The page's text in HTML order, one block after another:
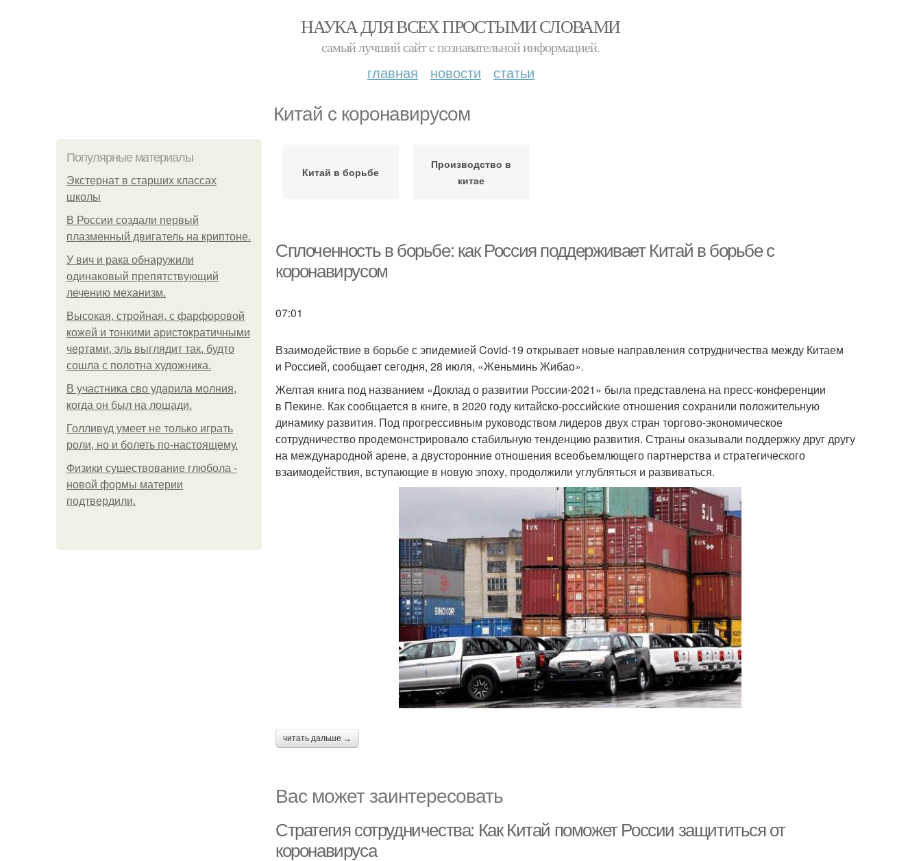
НАУКА ДЛЯ ВСЕХ ПРОСТЫМИ СЛОВАМИ
самый лучший сайт c познавательной информацией.
главная новости статьи
Китай с коронавирусом
Популярные материалы
Экстернат в старших классах
школы
В России создали первый
плазменный двигатель на криптоне.
У вич и рака обнаружили
одинаковый препятствующий
лечению механизм.
Высокая, стройная, с фарфоровой
кожей и тонкими аристократичными
чертами, эль выглядит так, будто
сошла с полотна художника.
В участника сво ударила молния,
когда он был на лошади.
Голливуд умеет не только играть
роли, но и болеть по-настоящему.
Физики существование глюбола -
новой формы материи
подтвердили.
Китай в борьбе
Производство в
китае
Сплоченность в борьбе: как Россия поддерживает Китай в борьбе с
коронавирусом
07:01
Взаимодействие в борьбе с эпидемией Covid-19 открывает новые направления сотрудничества между Китаем
и Россией, сообщает сегодня, 28 июля, «Женьминь Жибао».
Желтая книга под названием «Доклад о развитии России-2021» была представлена на пресс-конференции
в Пекине. Как сообщается в книге, в 2020 году китайско-российские отношения сохранили положительную
динамику развития. Под прогрессивным руководством лидеров двух стран торгово-экономическое
сотрудничество продемонстрировало стабильную тенденцию развития. Страны оказывали поддержку друг другу
на международной арене, а двусторонние отношения всеобъемлющего партнерства и стратегического
взаимодействия, вступающие в новую эпоху, продолжили углубляться и развиваться.
читать дальше →
Вас может заинтересовать
Стратегия сотрудничества: Как Китай поможет России защититься от
коронавируса